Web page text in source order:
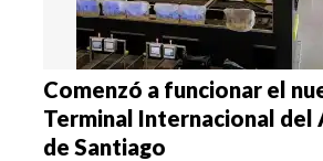
Comenzó a funcionar el
Terminal Internacional
de Santiago